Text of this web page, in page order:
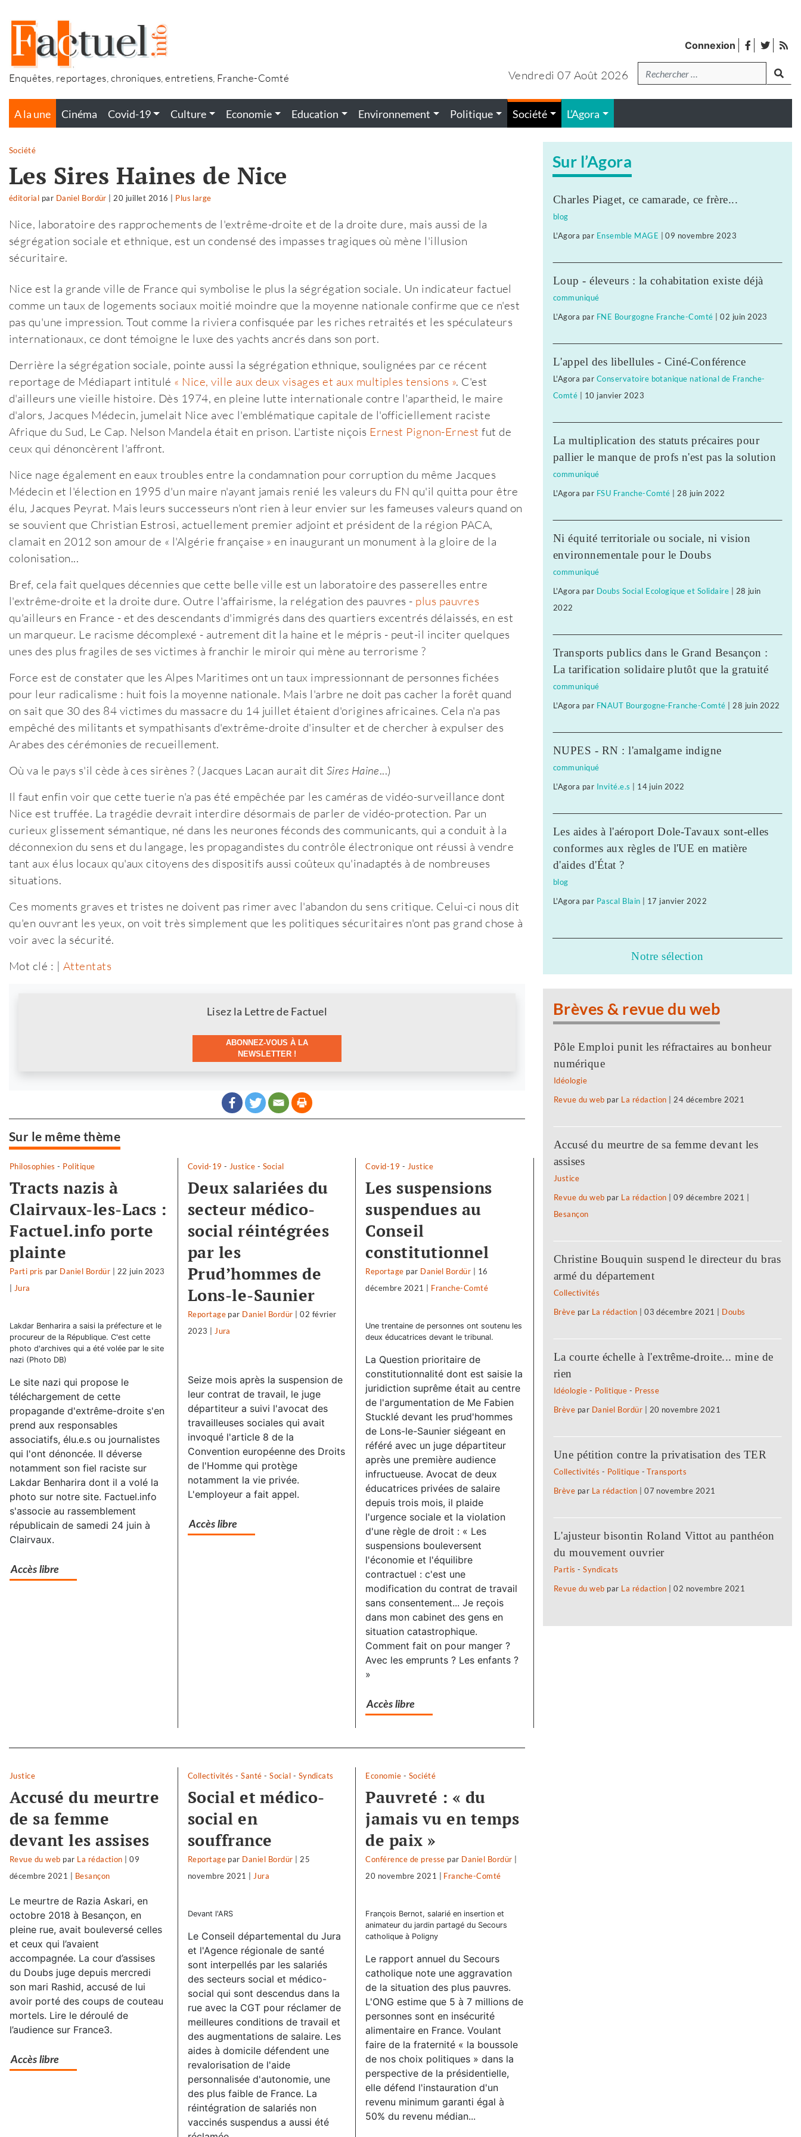
contenu
Enquêtes, reportages, chroniques, entretiens, Franche-Comté
Connexion facebook
twitter
Vendredi 07 Août 2026Recherche
A la une Cinéma Covid-19 Culture Economie Education Environnement Politique Société L’Agora
Société
Les Sires Haines de Nice
éditorial par Daniel Bordür 20 juillet 2016 Plus large
Nice, laboratoire des rapprochements de l'extrême-droite et de la droite dure, mais aussi de la
ségrégation sociale et ethnique, est un condensé des impasses tragiques où mène l'illusion
sécuritaire.
Nice est la grande ville de France qui symbolise le plus la ségrégation sociale. Un indicateur factuel
comme un taux de logements sociaux moitié moindre que la moyenne nationale confirme que ce n'est
pas qu'une impression. Tout comme la riviera confisquée par les riches retraités et les spéculateurs
internationaux, ce dont témoigne le luxe des yachts ancrés dans son port.
Derrière la ségrégation sociale, pointe aussi la ségrégation ethnique, soulignées par ce récent
reportage de Médiapart intitulé « Nice, ville aux deux visages et aux multiples tensions ». C'est
d'ailleurs une vieille histoire. Dès 1974, en pleine lutte internationale contre l'apartheid, le maire
d'alors, Jacques Médecin, jumelait Nice avec l'emblématique capitale de l'officiellement raciste
Afrique du Sud, Le Cap. Nelson Mandela était en prison. L'artiste niçois Ernest Pignon-Ernest fut de
ceux qui dénoncèrent l'affront.
Nice nage également en eaux troubles entre la condamnation pour corruption du même Jacques
Médecin et l'élection en 1995 d'un maire n'ayant jamais renié les valeurs du FN qu'il quitta pour être
élu, Jacques Peyrat. Mais leurs successeurs n'ont rien à leur envier sur les fameuses valeurs quand on
se souvient que Christian Estrosi, actuellement premier adjoint et président de la région PACA,
clamait en 2012 son amour de « l'Algérie française » en inaugurant un monument à la gloire de la
colonisation...
Bref, cela fait quelques décennies que cette belle ville est un laboratoire des passerelles entre
l'extrême-droite et la droite dure. Outre l'affairisme, la relégation des pauvres - plus pauvres
qu'ailleurs en France - et des descendants d'immigrés dans des quartiers excentrés délaissés, en est
un marqueur. Le racisme décomplexé - autrement dit la haine et le mépris - peut-il inciter quelques
unes des plus fragiles de ses victimes à franchir le miroir qui mène au terrorisme ?
Force est de constater que les Alpes Maritimes ont un taux impressionnant de personnes fichées
pour leur radicalisme : huit fois la moyenne nationale. Mais l'arbre ne doit pas cacher la forêt quand
on sait que 30 des 84 victimes du massacre du 14 juillet étaient d'origines africaines. Cela n'a pas
empêché des militants et sympathisants d'extrême-droite d'insulter et de chercher à expulser des
Arabes des cérémonies de recueillement.
Où va le pays s'il cède à ces sirènes ? (Jacques Lacan aurait dit Sires Haine...)
Il faut enfin voir que cette tuerie n'a pas été empêchée par les caméras de vidéo-surveillance dont
Nice est truffée. La tragédie devrait interdire désormais de parler de vidéo-protection. Par un
curieux glissement sémantique, né dans les neurones féconds des communicants, qui a conduit à la
déconnexion du sens et du langage, les propagandistes du contrôle électronique ont réussi à vendre
tant aux élus locaux qu'aux citoyens des dispositifs aussi coûteux qu'inadaptés à de nombreuses
situations.
Ces moments graves et tristes ne doivent pas rimer avec l'abandon du sens critique. Celui-ci nous dit
qu'en ouvrant les yeux, on voit très simplement que les politiques sécuritaires n'ont pas grand chose à
voir avec la sécurité.
Mot clé : | Attentats
Lisez la Lettre de Factuel
ABONNEZ-VOUS À LA
NEWSLETTER !
Sur le même thème
Philosophies - Politique
Tracts nazis à
Clairvaux-les-Lacs :
Factuel.info porte
plainte
Parti pris par Daniel Bordür
22 juin 2023
Jura
Lakdar Benharira a saisi la préfecture et le
procureur de la République. C'est cette
photo d'archives qui a été volée par le site
nazi (Photo DB)
Le site nazi qui propose le
téléchargement de cette
propagande d'extrême-droite s'en
prend aux responsables
associatifs, élu.e.s ou journalistes
qui l'ont dénoncée. Il déverse
notamment son fiel raciste sur
Lakdar Benharira dont il a volé la
photo sur notre site. Factuel.info
s'associe au rassemblement
républicain de samedi 24 juin à
Clairvaux.
Accès libre
Covid-19 - Justice - Social
Deux salariées du
secteur médico-
social réintégrées
par les
Prud’hommes de
Lons-le-Saunier
Reportage par Daniel Bordür |02 février
2023 |Jura
Seize mois après la suspension de
leur contrat de travail, le juge
départiteur a suivi l'avocat des
travailleuses sociales qui avait
invoqué l'article 8 de la
Convention européenne des Droits
de l'Homme qui protège
notamment la vie privée.
L'employeur a fait appel.
Accès libre
Covid-19 - Justice
Les suspensions
suspendues au
Conseil
constitutionnel
Reportage par Daniel Bordür
16
décembre 2021
Franche-Comté
Une trentaine de personnes ont soutenu les
deux éducatrices devant le tribunal.
La Question prioritaire de
constitutionnalité dont est saisie la
juridiction suprême était au centre
de l'argumentation de Me Fabien
Stucklé devant les prud'hommes
de Lons-le-Saunier siégeant en
référé avec un juge départiteur
après une première audience
infructueuse. Avocat de deux
éducatrices privées de salaire
depuis trois mois, il plaide
l'urgence sociale et la violation
d'une règle de droit : « Les
suspensions bouleversent
l'économie et l'équilibre
contractuel : c'est une
modification du contrat de travail
sans consentement... Je reçois
dans mon cabinet des gens en
situation catastrophique.
Comment fait on pour manger ?
Avec les emprunts ? Les enfants ?
»
Accès libre
Separateur
Justice
Accusé du meurtre
de sa femme
devant les assises
Revue du web par La rédaction |09
décembre 2021
Besançon
Le meurtre de Razia Askari, en
octobre 2018 à Besançon, en
pleine rue, avait bouleversé celles
et ceux qui l’avaient
accompagnée. La cour d’assises
du Doubs juge depuis mercredi
son mari Rashid, accusé de lui
avoir porté des coups de couteau
mortels. Lire le déroulé de
l’audience sur France3.
Accès libre
Collectivités -Santé -Social - Syndicats
Social et médico-
social en
souffrance
Reportage par Daniel Bordür |25
novembre 2021
|Jura
Devant l'ARS
Le Conseil départemental du Jura
et l'Agence régionale de santé
sont interpellés par les salariés
des secteurs social et médico-
social qui sont descendus dans la
rue avec la CGT pour réclamer de
meilleures conditions de travail et
des augmentations de salaire. Les
aides à domicile défendent une
revalorisation de l'aide
personnalisée d'autonomie, une
des plus faible de France. La
réintégration de salariés non
vaccinés suspendus a aussi été
Economie - Société
Pauvreté : « du
jamais vu en temps
de paix »
Conférence de presse par Daniel Bordür
20 novembre 2021
Franche-Comté
François Bernot, salarié en insertion et
animateur du jardin partagé du Secours
catholique à Poligny
Le rapport annuel du Secours
catholique note une aggravation
de la situation des plus pauvres.
L'ONG estime que 5 à 7 millions de
personnes sont en insécurité
alimentaire en France. Voulant
faire de la fraternité « la boussole
de nos choix politiques » dans la
perspective de la présidentielle,
elle défend l'instauration d'un
revenu minimum garanti égal à
50% du revenu médian...
Sur l’Agora
Charles Piaget, ce camarade, ce frère...
blog
L'Agora par Ensemble MAGE |09 novembre 2023
Loup - éleveurs : la cohabitation existe déjà
communiqué
L'Agora par FNE Bourgogne Franche-Comté |02 juin 2023
L'appel des libellules - Ciné-Conférence
L'Agora par Conservatoire botanique national de Franche-
Comté
10 janvier 2023
La multiplication des statuts précaires pour
pallier le manque de profs n'est pas la solution
communiqué
L'Agora par FSU Franche-Comté 28 juin 2022
Ni équité territoriale ou sociale, ni vision
environnementale pour le Doubs
communiqué
L'Agora par Doubs Social Ecologique et Solidaire
28 juin
2022
Transports publics dans le Grand Besançon :
La tarification solidaire plutôt que la gratuité
communiqué
L'Agora par FNAUT Bourgogne-Franche-Comté 28 juin 2022
NUPES - RN : l'amalgame indigne
communiqué
L'Agora par Invité.e.s 14 juin 2022
Les aides à l'aéroport Dole-Tavaux sont-elles
conformes aux règles de l'UE en matière
d'aides d'État ?
blog
L'Agora par Pascal Blain 17 janvier 2022
Notre sélection
Brèves & revue du web
Pôle Emploi punit les réfractaires au bonheur
numérique
Idéologie
Revue du web par La rédaction 24 décembre 2021
Accusé du meurtre de sa femme devant les
assises
Justice
Revue du web par La rédaction |09 décembre 2021
Besançon
Christine Bouquin suspend le directeur du bras
armé du département
Collectivités
Brève par La rédaction |03 décembre 2021 Doubs
La courte échelle à l'extrême-droite... mine de
rien
Idéologie - Politique - Presse
Brève par Daniel Bordür 20 novembre 2021
Une pétition contre la privatisation des TER
Collectivités - Politique -Transports
Brève par La rédaction |07 novembre 2021
L'ajusteur bisontin Roland Vittot au panthéon
du mouvement ouvrier
Partis -Syndicats
Revue du web par La rédaction |02 novembre 2021